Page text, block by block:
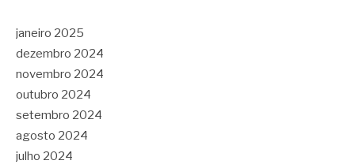
janeiro 2025
dezembro 2024
novembro 2024
outubro 2024
setembro 2024
agosto 2024
julho 2024